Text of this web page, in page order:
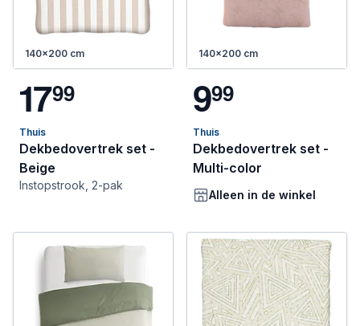
140x200 cm
1799
Thuis
Dekbedovertrek set -
Beige
Instopstrook, 2-pak
140x200 cm
999
Thuis
Dekbedovertrek set -
Multi-color
Alleen in de winkel